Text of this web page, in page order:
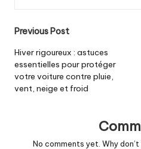
Post
navigation
Previous Post
Hiver rigoureux : astuces
essentielles pour protéger
votre voiture contre pluie,
vent, neige et froid
No comments yet. Why